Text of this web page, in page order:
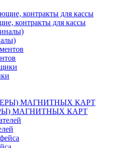
контракты для кассы
МАГНИТНЫХ КАРТ